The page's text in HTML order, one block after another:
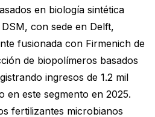
en biología sintética
con sede en Delft,
fusionada con Firmenich de
de biopolímeros basados
ingresos de 1.2 mil
en este segmento en 2025.
fertilizantes microbianos